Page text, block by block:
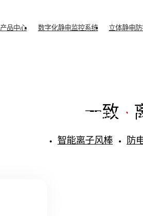
产品中心 数字化静电监控系统 立体静电
一致除静电离子风机符合
离子风棒 数字化
一致 ·
智能离子风棒 防